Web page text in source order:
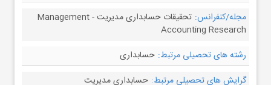
مجله/کنفرانس:
تحقیقات حسابداری مدیریت - Management
Accounting Research
رشته های تحصیلی مرتبط: حسابداری
گرایش های تحصیلی مرتبط: حسابداری مدیریت